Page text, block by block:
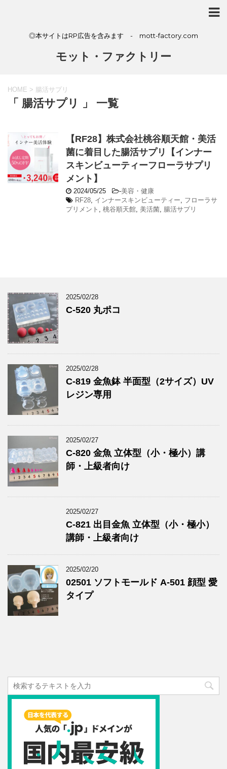
◎本サイトはRP広告を含みます - mott-factory.com
モット・ファクトリー
HOME > 腸活サプリ
「 腸活サプリ 」 一覧
【RF28】株式会社桃谷順天館・美活
菌に着目した腸活サプリ【インナー
スキンビューティーフローラサプリ
メント】
2024/05/25 -美容・健康
RF28, インナースキンビューティー, フローラサ
プリメント , 桃谷順天館, 美活菌, 腸活サプリ
2025/02/28
C-520 丸ポコ
2025/02/28
C-819 金魚鉢 半面型（2サイズ）UV
レジン専用
2025/02/27
C-820 金魚 立体型（小・極小）講
師・上級者向け
2025/02/27
C-821 出目金魚 立体型（小・極小）
講師・上級者向け
2025/02/20
02501 ソフトモールド A-501 顔型 愛
タイプ